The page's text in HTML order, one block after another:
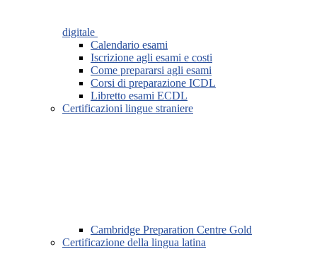
digitale
Calendario esami
Iscrizione agli esami e costi
Come prepararsi agli esami
Corsi di preparazione ICDL
Libretto esami ECDL
Certificazioni lingue straniere
Cambridge Preparation Centre Gold
Certificazione della lingua latina